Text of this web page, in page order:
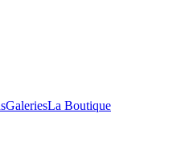
GaleriesLa Boutique